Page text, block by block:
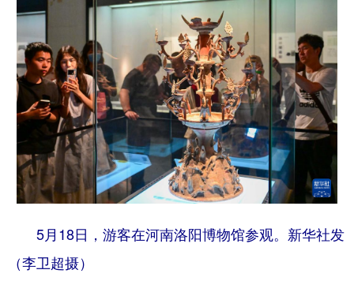
5月18日，游客在河南洛阳博物馆参观。新华社发
（李卫超摄）